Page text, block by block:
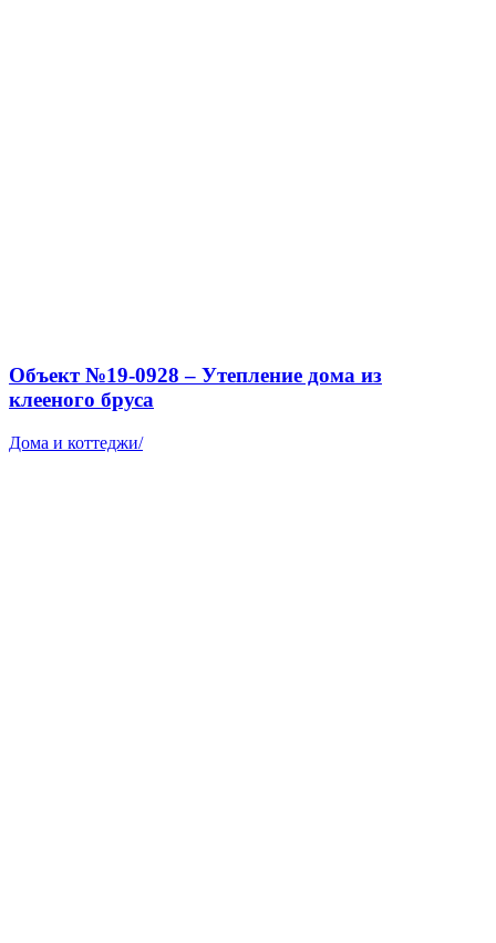
Объект №19-0928 – Утепление дома из
клееного бруса
Дома и коттеджи/